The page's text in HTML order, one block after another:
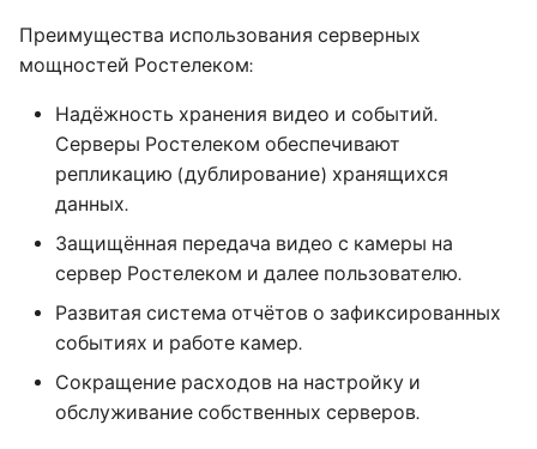
Преимущества использования серверных
мощностей Ростелеком:
Надёжность хранения видео и событий.
Серверы Ростелеком обеспечивают
репликацию (дублирование) хранящихся
данных.
Защищённая передача видео с камеры на
сервер Ростелеком и далее пользователю.
Развитая система отчётов о зафиксированных
событиях и работе камер.
Сокращение расходов на настройку и
обслуживание собственных серверов.